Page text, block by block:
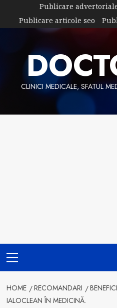
content
Publicare
Publicare articole seo
CLINICI MEDICALE, SFATUL
Menu
HOME RECOMANDARI
IALOCLEAN ÎN MEDICINĂ.